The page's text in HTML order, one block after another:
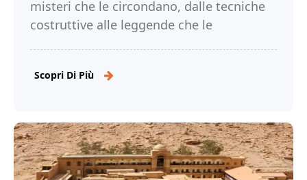
misteri che le circondano, dalle tecniche
costruttive alle leggende che le
Scopri Di Più